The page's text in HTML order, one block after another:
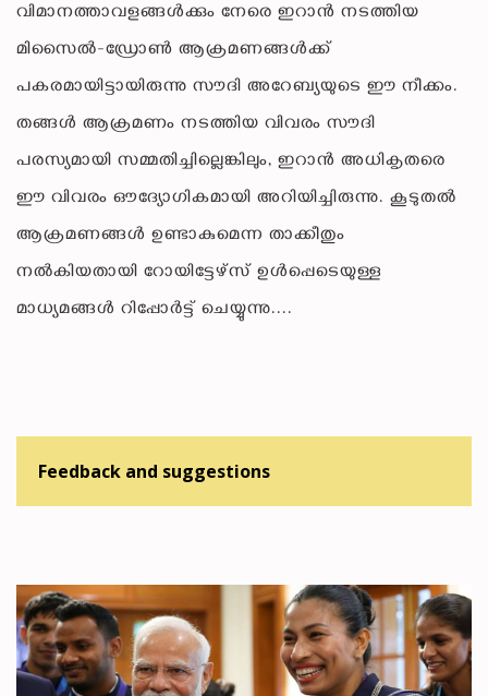
വിമാനത്താവളങ്ങൾക്കും നേരെ ഇറാൻ നടത്തിയ
മിസൈൽ-ഡ്രോൺ ആക്രമണങ്ങൾക്ക്
പകരമായിട്ടായിരുന്നു സൗദി അറേബ്യയുടെ ഈ നീക്കം.
തങ്ങൾ ആക്രമണം നടത്തിയ വിവരം സൗദി
പരസ്യമായി സമ്മതിച്ചില്ലെങ്കിലും, ഇറാൻ അധികൃതരെ
ഈ വിവരം ഔദ്യോഗികമായി അറിയിച്ചിരുന്നു. കൂടുതൽ
ആക്രമണങ്ങൾ ഉണ്ടാകുമെന്ന താക്കീതും
നൽകിയതായി റോയിട്ടേഴ്സ് ഉൾപ്പെടെയുള്ള
മാധ്യമങ്ങൾ റിപ്പോർട്ട് ചെയ്യുന്നു....
Feedback and suggestions